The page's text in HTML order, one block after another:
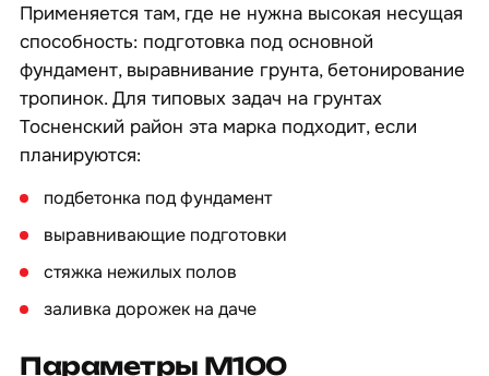
Применяется там, где не нужна высокая несущая
способность: подготовка под основной
фундамент, выравнивание грунта, бетонирование
тропинок. Для типовых задач на грунтах
Тосненский район эта марка подходит, если
планируются:
подбетонка под фундамент
выравнивающие подготовки
стяжка нежилых полов
заливка дорожек на даче
Параметры М100